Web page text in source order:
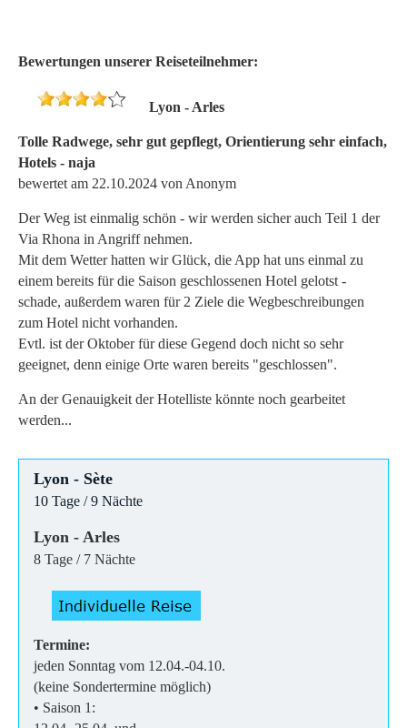
Bewertungen unserer Reiseteilnehmer:
Lyon - Arles
Tolle Radwege, sehr gut gepflegt, Orientierung sehr einfach,
Hotels - naja
bewertet am 22.10.2024 von Anonym
Der Weg ist einmalig schön - wir werden sicher auch Teil 1 der
Via Rhona in Angriff nehmen.
Mit dem Wetter hatten wir Glück, die App hat uns einmal zu
einem bereits für die Saison geschlossenen Hotel gelotst -
schade, außerdem waren für 2 Ziele die Wegbeschreibungen
zum Hotel nicht vorhanden.
Evtl. ist der Oktober für diese Gegend doch nicht so sehr
geeignet, denn einige Orte waren bereits "geschlossen".
An der Genauigkeit der Hotelliste könnte noch gearbeitet
werden...
Lyon - Sète
10 Tage / 9 Nächte
Lyon - Arles
8 Tage / 7 Nächte
Termine:
jeden Sonntag vom 12.04.-04.10.
(keine Sondertermine möglich)
• Saison 1: